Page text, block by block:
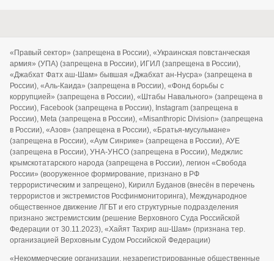
«Правый сектор» (запрещена в России), «Украинская повстанческая
армия» (УПА) (запрещена в России), ИГИЛ (запрещена в России),
«Джабхат Фатх аш-Шам» бывшая «Джабхат ан-Нусра» (запрещена в
России), «Аль-Каида» (запрещена в России), «Фонд борьбы с
коррупцией» (запрещена в России), «Штабы Навального» (запрещена в
России), Facebook (запрещена в России), Instagram (запрещена в
России), Meta (запрещена в России), «Misanthropic Division» (запрещена
в России), «Азов» (запрещена в России), «Братья-мусульмане»
(запрещена в России), «Аум Синрике» (запрещена в России), АУЕ
(запрещена в России), УНА-УНСО (запрещена в России), Меджлис
крымскотатарского народа (запрещена в России), легион «Свобода
России» (вооруженное формирование, признано в РФ
террористическим и запрещено), Кирилл Буданов (внесён в перечень
террористов и экстремистов Росфинмониторинга), Международное
общественное движение ЛГБТ и его структурные подразделения
признано экстремистским (решение Верховного Суда Российской
Федерации от 30.11.2023), «Хайят Тахрир аш-Шам» (признана тер.
организацией Верховным Судом Российской Федерации)
«Некоммерческие организации, незарегистрированные общественные